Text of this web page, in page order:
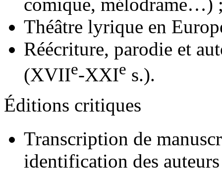
Théâtre lyrique en
Réécriture, parodie et
(XVIIe-XXIe s.).
Éditions critiques
Transcription de
identification des